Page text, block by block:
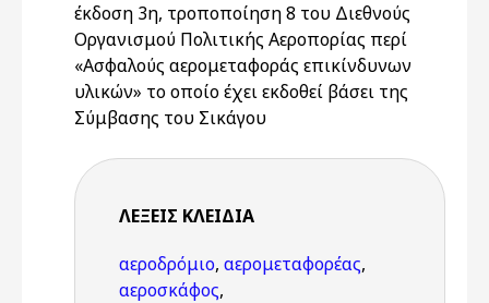
έκδοση 3η, τροποποίηση 8 του Διεθνούς
Οργανισμού Πολιτικής Αεροπορίας περί
«Ασφαλούς αερομεταφοράς επικίνδυνων
υλικών» το οποίο έχει εκδοθεί βάσει της
Σύμβασης του Σικάγου
ΛΈΞΕΙΣ KΛΕΙΔΙΆ
αεροδρόμιο, αερομεταφορέας,
αεροσκάφος,